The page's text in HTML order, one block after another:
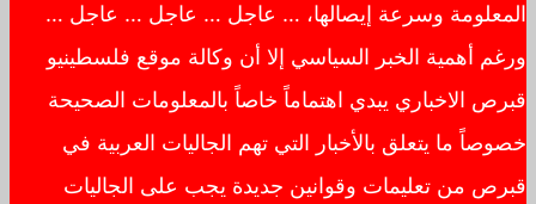
المعلومة وسرعة إيصالها، … عاجل … عاجل … عاجل …
ورغم أهمية الخبر السياسي إلا أن وكالة موقع فلسطينيو
قبرص الاخباري يبدي اهتماماً خاصاً بالمعلومات الصحيحة
خصوصاً ما يتعلق بالأخبار التي تهم الجاليات العربية في
قبرص من تعليمات وقوانين جديدة يجب على الجاليات